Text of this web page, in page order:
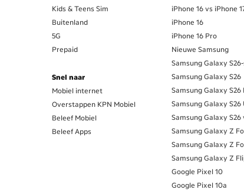
Kids & Teens Sim
Buitenland
5G
Prepaid
Snel naar
Mobiel internet
Overstappen KPN Mobiel
Beleef Mobiel
Beleef Apps
iPhone 16 vs iPhone
iPhone 16
iPhone 16 Pro
Nieuwe Samsung
Samsung Galaxy
Samsung Galaxy S26
Samsung Galaxy S26
Samsung Galaxy S26
Samsung Galaxy S26
Samsung Galaxy Z
Samsung Galaxy Z
Samsung Galaxy Z
Google Pixel 10
Google Pixel 10a